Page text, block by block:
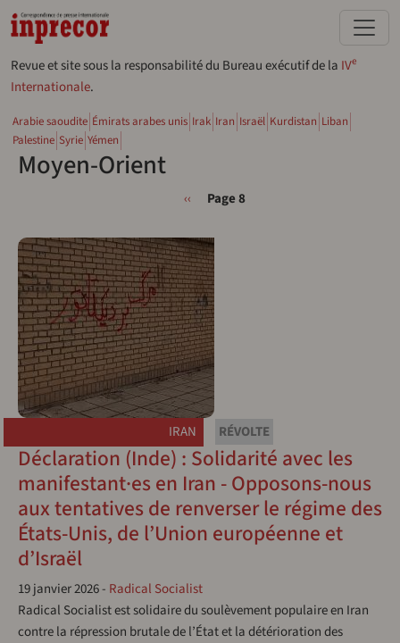
Aller au contenu principal
Revue et site sous la responsabilité du Bureau exécutif de la IVe
Internationale.
Arabie saoudite Émirats arabes unis Irak Iran Israël Kurdistan Liban
Palestine Syrie Yémen
Moyen-Orient
Page précédente
‹‹ Page 8
IRAN RÉVOLTE
Déclaration (Inde) : Solidarité avec les
manifestant·es en Iran - Opposons-nous
aux tentatives de renverser le régime des
États-Unis, de l’Union européenne et
d’Israël
19 janvier 2026- Radical Socialist
Radical Socialist est solidaire du soulèvement populaire en Iran
contre la répression brutale de l’État et la détérioration des